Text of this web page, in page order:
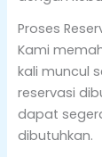
Proses
Kami
kali muncul
reservasi
dapat
dibutuhkan.